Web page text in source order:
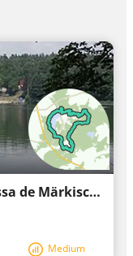
Ruta del Parc Natural de la Suïssa de Märkisch
Medium